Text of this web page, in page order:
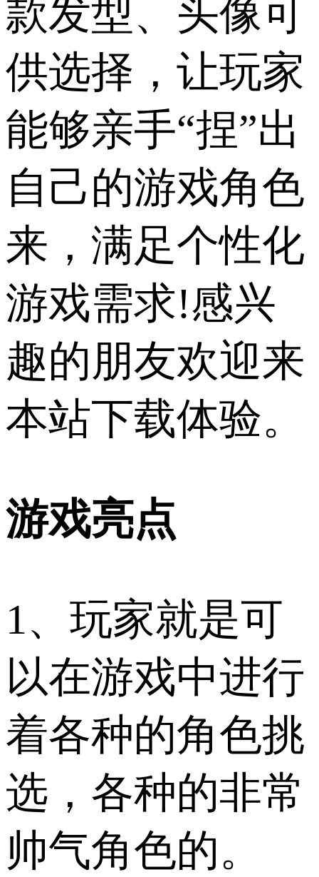
款发型、头像可
供选择，让玩家
能够亲手“捏”出
自己的游戏角色
来，满足个性化
游戏需求!感兴
趣的朋友欢迎来
本站下载体验。
游戏亮点
1、玩家就是可
以在游戏中进行
着各种的角色挑
选，各种的非常
帅气角色的。